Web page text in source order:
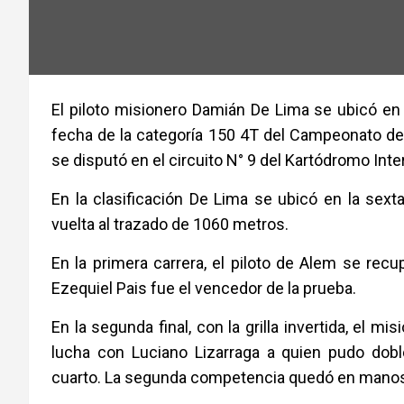
El piloto misionero Damián De Lima se ubicó
fecha de la categoría 150 4T del Campeonato
se disputó en el circuito N° 9 del Kartódromo
En la clasificación De Lima se ubicó en la
vuelta al trazado de 1060 metros.
En la primera carrera, el piloto de Alem se
Ezequiel Pais fue el vencedor de la prueba.
En la segunda final, con la grilla invertida, el
lucha con Luciano Lizarraga a quien pudo
cuarto. La segunda competencia quedó en